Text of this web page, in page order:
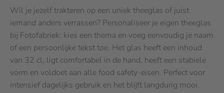
Wil je jezelf trakteren op een uniek theeglas of juist
iemand anders verrassen? Personaliseer je eigen theeglas
bij Fotofabriek: kies een thema en voeg eenvoudig je naam
of een persoonlijke tekst toe. Het glas heeft een inhoud
van 32 cl, ligt comfortabel in de hand, heeft een stabiele
vorm en voldoet aan alle food safety-eisen. Perfect voor
intensief dagelijks gebruik en het blijft langdurig mooi.